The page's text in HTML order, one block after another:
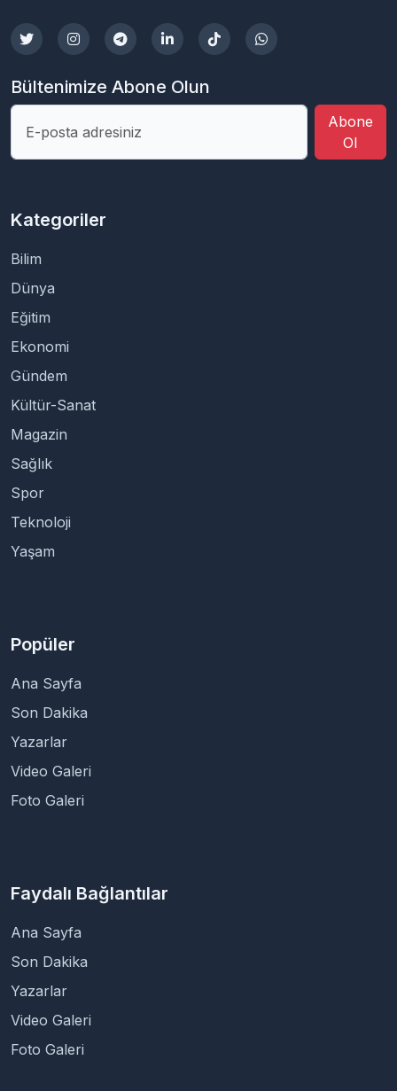
Bültenimize Abone Olun
Abone
Ol
Kategoriler
Bilim
Dünya
Eğitim
Ekonomi
Gündem
Kültür-Sanat
Magazin
Sağlık
Spor
Teknoloji
Yaşam
Popüler
Ana Sayfa
Son Dakika
Yazarlar
Video Galeri
Foto Galeri
Faydalı Bağlantılar
Ana Sayfa
Son Dakika
Yazarlar
Video Galeri
Foto Galeri